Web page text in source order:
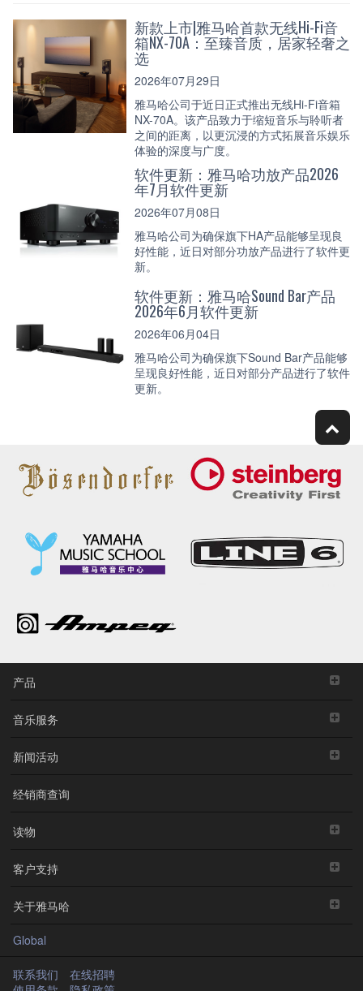
新款上市|雅马哈首款无线Hi-Fi音
箱NX-70A：至臻音质，居家轻奢之
选
2026年07月29日
雅马哈公司于近日正式推出无线Hi-Fi音箱
NX-70A。该产品致力于缩短音乐与聆听者
之间的距离，以更沉浸的方式拓展音乐娱乐
体验的深度与广度。
软件更新：雅马哈功放产品2026
年7月软件更新
2026年07月08日
雅马哈公司为确保旗下HA产品能够呈现良
好性能，近日对部分功放产品进行了软件更
新。
软件更新：雅马哈Sound Bar产品
2026年6月软件更新
2026年06月04日
雅马哈公司为确保旗下Sound Bar产品能够
呈现良好性能，近日对部分产品进行了软件
更新。
产品
音乐服务
新闻活动
经销商查询
读物
客户支持
关于雅马哈
Global
联系我们
在线招聘